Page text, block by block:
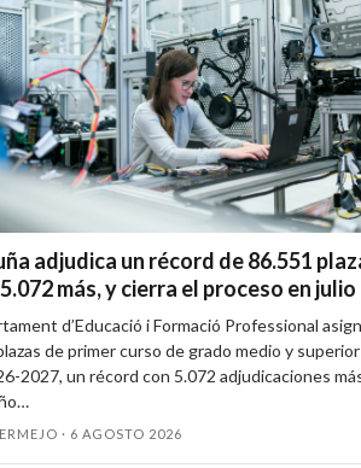
adjudica un récord de 86.551
5.072 más, y cierra el proceso en julio
d’Educació i Formació Professional
de primer curso de grado medio y superior
2027, un récord con 5.072 adjudicaciones
· 6 AGOSTO 2026